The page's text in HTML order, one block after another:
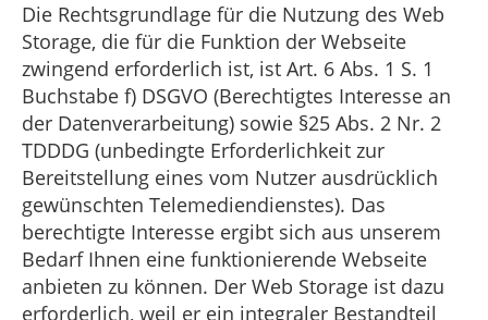
Die Rechtsgrundlage für die Nutzung des Web
Storage, die für die Funktion der Webseite
zwingend erforderlich ist, ist Art. 6 Abs. 1 S. 1
Buchstabe f) DSGVO (Berechtigtes Interesse an
der Datenverarbeitung) sowie §25 Abs. 2 Nr. 2
TDDDG (unbedingte Erforderlichkeit zur
Bereitstellung eines vom Nutzer ausdrücklich
gewünschten Telemediendienstes). Das
berechtigte Interesse ergibt sich aus unserem
Bedarf Ihnen eine funktionierende Webseite
anbieten zu können. Der Web Storage ist dazu
erforderlich, weil er ein integraler Bestandteil